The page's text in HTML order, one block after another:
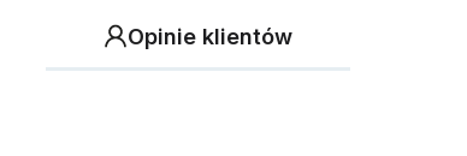
Opinie klientów